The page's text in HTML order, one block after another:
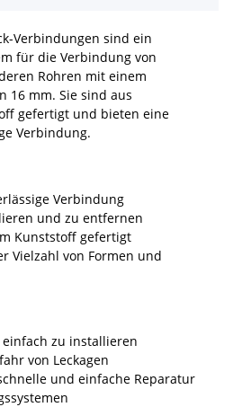
Verbindungen sind ein
für die Verbindung von
Rohren mit einem
16 mm. Sie sind aus
gefertigt und bieten eine
Verbindung.
Verbindung
und zu entfernen
Kunststoff gefertigt
Vielzahl von Formen und
zu installieren
von Leckagen
und einfache Reparatur